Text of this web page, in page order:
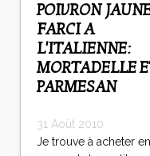
POIVRON JAUNE
FARCI A
L'ITALIENNE:
MORTADELLE
PARMESAN
31 Août 2010
Je trouve à acheter